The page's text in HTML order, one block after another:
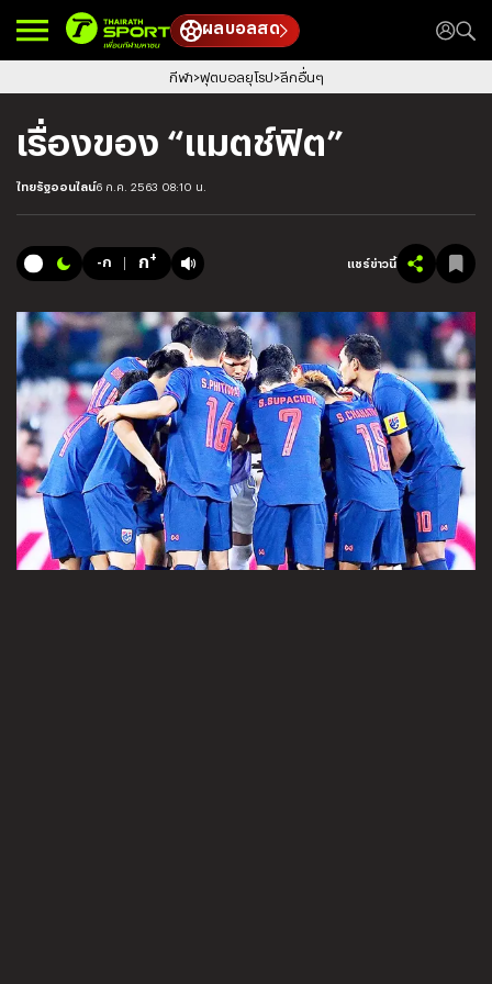
ผลบอลสด
กีฬา ฟุตบอลยุโรป ลีกอื่นๆ
เรื่องของ “แมตช์ฟิต”
ไทยรัฐออนไลน์6 ก.ค. 2563 08:10 น.
-ก ก+ แชร์ข่าวนี้